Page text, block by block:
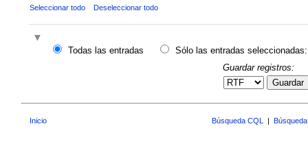
Seleccionar todo Deseleccionar todo
Todas las entradas
Sólo las entradas seleccionadas:
Guardar registros:
Guardar
Inicio Búsqueda CQL